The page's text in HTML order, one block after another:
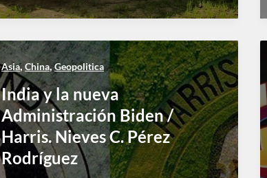
Asia, China,Geopolitica
India y la nueva
Administración Biden /
Harris. Nieves C. Pérez
Rodríguez